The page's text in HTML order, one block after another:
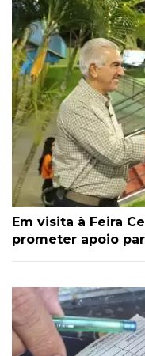
Em visita à Feira
prometer apoio